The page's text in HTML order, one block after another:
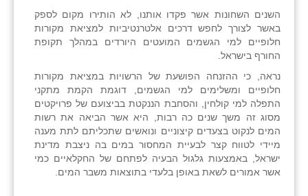
השנים השחונות אשר פקדו אותנו, לא הותירו מקום לספק
באשר לצורך לחפש דרכים אלטרנטיביות למציאת מקורות
חלופיים למי הגשמים המועטים היורדים במהלך תקופת
החורף בישראל.
נראה, כי ההזנחה הפושעת של הרשויות במציאת מקורות
חלופיים ומשלימים למי הגשמים, דוגמת הקמת מתקני
התפלה למי קולחין, והסחבת הננקטת בביצועם של פרויקטים
מסוג זה משך שנים כה רבות, היא אשר הביאה את רשות
המים לנקוט בצעדים קיצוניים ונואשים שתכליתם לתת מענה
מיידי לטווח קצר לבעיית המחסור במים בה ניצבת מדינת
ישראל, באמצעות גלגול הבעיה לפתחם של החקלאיים כמי
אשר אמורים לשאת באופן בלעדי בתוצאות משבר המים.
בקעות
ֿגבעת שפירא
גן הדרום
גן השומרון
גני עם
גני יהודה